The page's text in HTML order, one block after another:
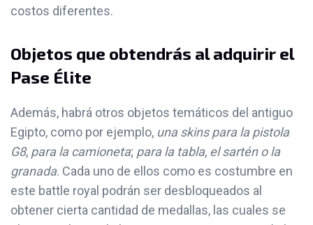
costos diferentes.
Objetos que obtendrás al adquirir el
Pase Élite
Además, habrá otros objetos temáticos del antiguo
Egipto, como por ejemplo, una skins para la pistola
G8, para la camioneta; para la tabla, el sartén o la
granada. Cada uno de ellos como es costumbre en
este battle royal podrán ser desbloqueados al
obtener cierta cantidad de medallas, las cuales se